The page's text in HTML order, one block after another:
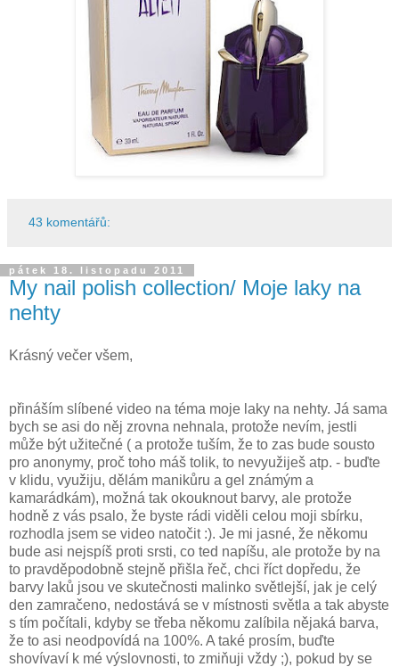
43 komentářů:
pátek 18. listopadu 2011
My nail polish collection/ Moje laky na
nehty
Krásný večer všem,
přináším slíbené video na téma moje laky na nehty. Já sama
bych se asi do něj zrovna nehnala, protože nevím, jestli
může být užitečné ( a protože tuším, že to zas bude sousto
pro anonymy, proč toho máš tolik, to nevyužiješ atp. - buďte
v klidu, využiju, dělám manikůru a gel známým a
kamarádkám), možná tak okouknout barvy, ale protože
hodně z vás psalo, že byste rádi viděli celou moji sbírku,
rozhodla jsem se video natočit :). Je mi jasné, že někomu
bude asi nejspíš proti srsti, co ted napíšu, ale protože by na
to pravděpodobně stejně přišla řeč, chci říct dopředu, že
barvy laků jsou ve skutečnosti malinko světlejší, jak je celý
den zamračeno, nedostává se v místnosti světla a tak abyste
s tím počítali, kdyby se třeba někomu zalíbila nějaká barva,
že to asi neodpovídá na 100%. A také prosím, buďte
shovívaví k mé výslovnosti, to zmiňuji vždy ;), pokud by se